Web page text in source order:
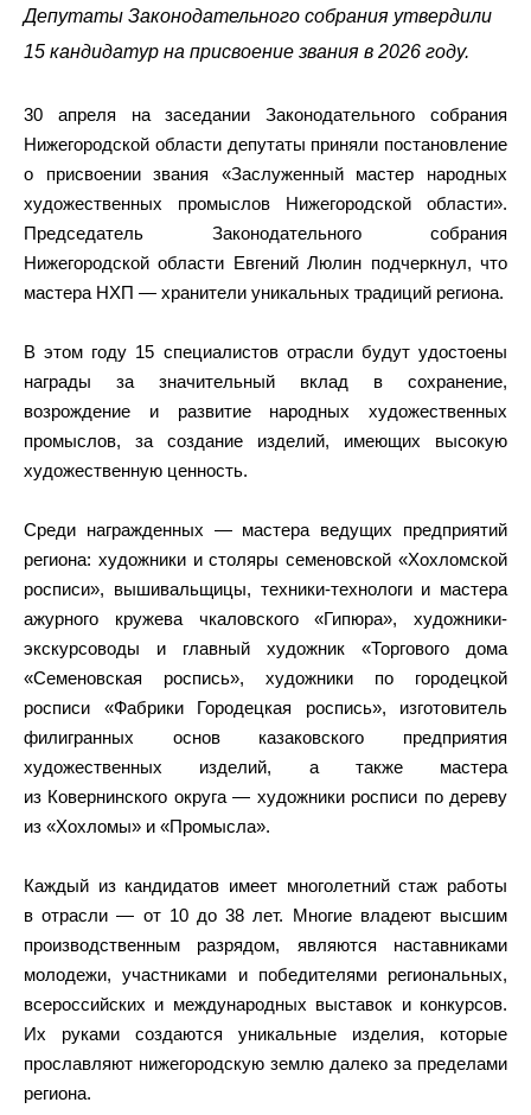
Депутаты Законодательного собрания утвердили
15 кандидатур на присвоение звания в 2026 году.
30 апреля на заседании Законодательного собрания
Нижегородской области депутаты приняли постановление
о присвоении звания «Заслуженный мастер народных
художественных промыслов Нижегородской области».
Председатель Законодательного собрания
Нижегородской области Евгений Люлин подчеркнул, что
мастера НХП — хранители уникальных традиций региона.
В этом году 15 специалистов отрасли будут удостоены
награды за значительный вклад в сохранение,
возрождение и развитие народных художественных
промыслов, за создание изделий, имеющих высокую
художественную ценность.
Среди награжденных — мастера ведущих предприятий
региона: художники и столяры семеновской «Хохломской
росписи», вышивальщицы, техники-технологи и мастера
ажурного кружева чкаловского «Гипюра», художники-
экскурсоводы и главный художник «Торгового дома
«Семеновская роспись», художники по городецкой
росписи «Фабрики Городецкая роспись», изготовитель
филигранных основ казаковского предприятия
художественных изделий, а также мастера
из Ковернинского округа — художники росписи по дереву
из «Хохломы» и «Промысла».
Каждый из кандидатов имеет многолетний стаж работы
в отрасли — от 10 до 38 лет. Многие владеют высшим
производственным разрядом, являются наставниками
молодежи, участниками и победителями региональных,
всероссийских и международных выставок и конкурсов.
Их руками создаются уникальные изделия, которые
прославляют нижегородскую землю далеко за пределами
региона.